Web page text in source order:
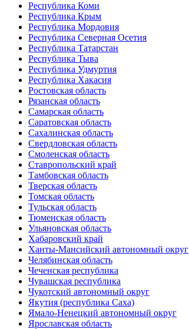
Республика Коми
Республика Крым
Республика Мордовия
Республика Северная Осетия
Республика Татарстан
Республика Тыва
Республика Удмуртия
Республика Хакасия
Ростовская область
Рязанская область
Самарская область
Саратовская область
Сахалинская область
Свердловская область
Смоленская область
Ставропольский край
Тамбовская область
Тверская область
Томская область
Тульская область
Тюменская область
Ульяновская область
Хабаровский край
Ханты-Мансийский автономный округ
Челябинская область
Чеченская республика
Чувашская республика
Чукотский автономный округ
Якутия (республика Саха)
Ямало-Ненецкий автономный округ
Ярославская область